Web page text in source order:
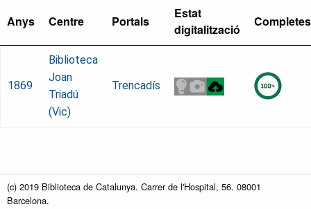
Anys Centre Portals
Estat
digitalització
1869
Biblioteca
Joan
Triadú
(Vic)
Trencadís
(c) 2019 Biblioteca de Catalunya. Carrer de l'Hospital, 56. 08001
Barcelona.